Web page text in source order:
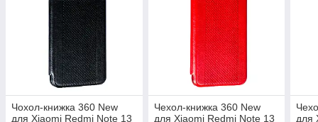
Чохол-книжка 360 New
для Xiaomi Redmi Note 13
Чехол-книжка 360 New
для Xiaomi Redmi Note 13
для